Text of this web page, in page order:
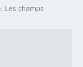
Les champs